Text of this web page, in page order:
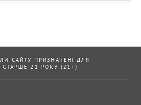
САЙТУ ПРИЗНАЧЕНІ ДЛЯ
СТАРШЕ 21 РОКУ (21+)